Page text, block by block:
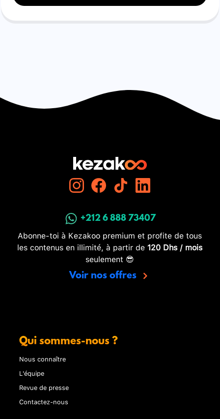
+212 6 888 73407
Abonne-toi à Kezakoo premium et profite de tous
les contenus en illimité, à partir de 120 Dhs / mois
seulement 😎
Voir nos offres
Qui sommes-nous ?
Nous connaître
L'équipe
Revue de presse
Contactez-nous